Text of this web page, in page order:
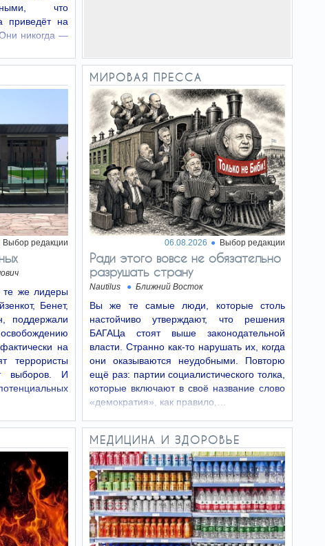
что
приведёт на
никогда —
Выбор редакции
те же лидеры
Бенет,
поддержали
на
террористы
выборов. И
МИРОВАЯ ПРЕССА
06.08.2026 Выбор редакции
Ради этого вовсе не обязательно
разрушать страну
Nautilus Ближний Восток
Вы же те самые люди, которые столь
настойчиво утверждают, что решения
БАГАЦа стоят выше законодательной
власти. Странно как-то нарушать их, когда
они оказываются неудобными. Повторю
ещё раз: партии социалистического толка,
которые включают в своё название слово
«демократия», как правило,…
МЕДИЦИНА И ЗДОРОВЬЕ